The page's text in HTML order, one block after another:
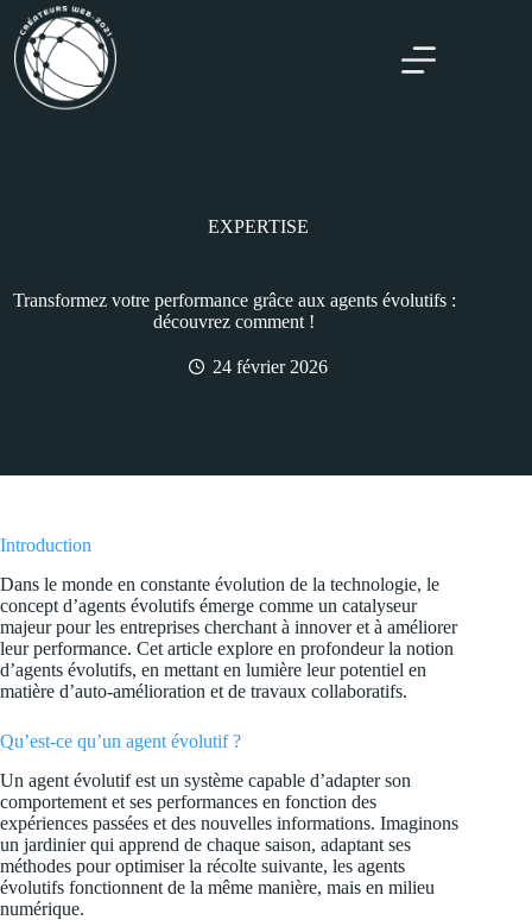
EXPERTISE
Transformez votre performance grâce aux agents évolutifs :
découvrez comment !
24 février 2026
Introduction
Dans le monde en constante évolution de la technologie, le
concept d’agents évolutifs émerge comme un catalyseur
majeur pour les entreprises cherchant à innover et à améliorer
leur performance. Cet article explore en profondeur la notion
d’agents évolutifs, en mettant en lumière leur potentiel en
matière d’auto-amélioration et de travaux collaboratifs.
Qu’est-ce qu’un agent évolutif ?
Un agent évolutif est un système capable d’adapter son
comportement et ses performances en fonction des
expériences passées et des nouvelles informations. Imaginons
un jardinier qui apprend de chaque saison, adaptant ses
méthodes pour optimiser la récolte suivante, les agents
évolutifs fonctionnent de la même manière, mais en milieu
numérique.